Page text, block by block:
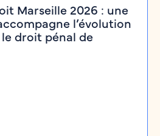
Marseille 2026 : une
l’évolution
droit pénal de